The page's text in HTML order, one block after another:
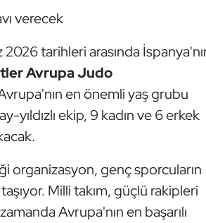
verecek
tarihleri arasında
Avrupa Judo
en önemli yaş grubu
yıldızlı ekip, 9 kadın ve 6 erkek
organizasyon, genç sporcuların
Milli takım, güçlü rakipleri
Avrupa'nın en başarılı